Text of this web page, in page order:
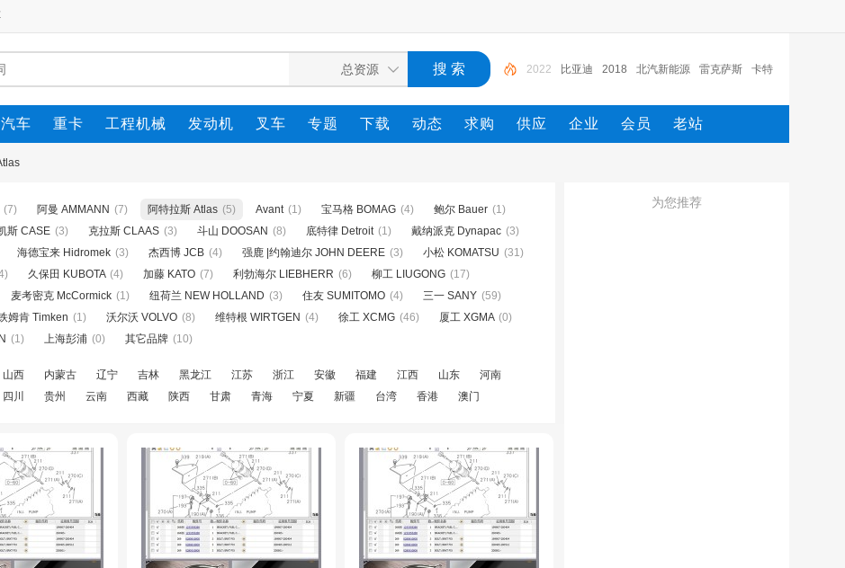
比亚迪 2018 北汽新能源 雷克萨斯 卡特 大众
电路图册 一汽 一汽解放 2022
汽车 重卡 工程机械 发动机 叉车 专题 下载 动态 求购 供应 企业 会员 老站
(7) 阿曼 AMMANN (7) 阿特拉斯 Atlas (5) Avant (1) 宝马格 BOMAG (4) 鲍尔 Bauer (1)
斯 CASE (3) 克拉斯 CLAAS (3) 斗山 DOOSAN (8) 底特律 Detroit (1) 戴纳派克 Dynapac (3)
海德宝来 Hidromek (3) 杰西博 JCB (4) 强鹿 |约翰迪尔 JOHN DEERE (3) 小松 KOMATSU (31)
久保田 KUBOTA (4) 加藤 KATO (7) 利勃海尔 LIEBHERR (6) 柳工 LIUGONG (17)
麦考密克 McCormick (1) 纽荷兰 NEW HOLLAND (3) 住友 SUMITOMO (4) 三一 SANY (59)
姆肯 Timken (1) 沃尔沃 VOLVO (8) 维特根 WIRTGEN (4) 徐工 XCMG (46) 厦工 XGMA (0)
(1) 上海彭浦 (0) 其它品牌 (10)
山西 内蒙古 辽宁 吉林 黑龙江 江苏 浙江 安徽 福建 江西 山东
河南
四川 贵州 云南 西藏 陕西 甘肃 青海 宁夏 新疆 台湾 香港 澳门
为您推荐